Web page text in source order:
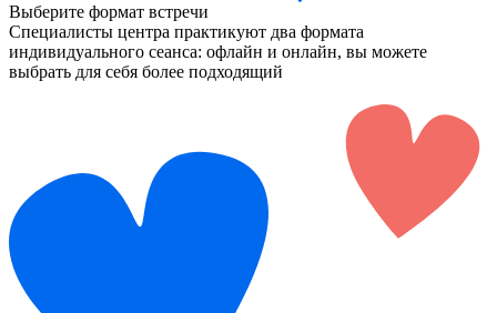
Выберите формат встречи
Специалисты центра практикуют два формата
индивидуального сеанса: офлайн и онлайн, вы можете
выбрать для себя более подходящий